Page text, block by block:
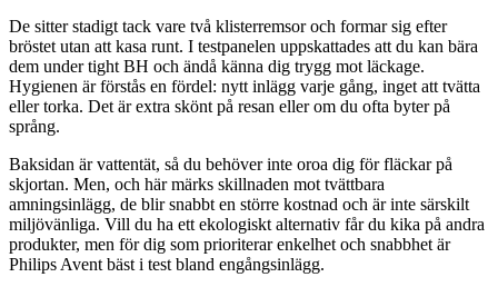
De sitter stadigt tack vare två klisterremsor och formar sig efter
bröstet utan att kasa runt. I testpanelen uppskattades att du kan bära
dem under tight BH och ändå känna dig trygg mot läckage.
Hygienen är förstås en fördel: nytt inlägg varje gång, inget att tvätta
eller torka. Det är extra skönt på resan eller om du ofta byter på
språng.
Baksidan är vattentät, så du behöver inte oroa dig för fläckar på
skjortan. Men, och här märks skillnaden mot tvättbara
amningsinlägg, de blir snabbt en större kostnad och är inte särskilt
miljövänliga. Vill du ha ett ekologiskt alternativ får du kika på andra
produkter, men för dig som prioriterar enkelhet och snabbhet är
Philips Avent bäst i test bland engångsinlägg.